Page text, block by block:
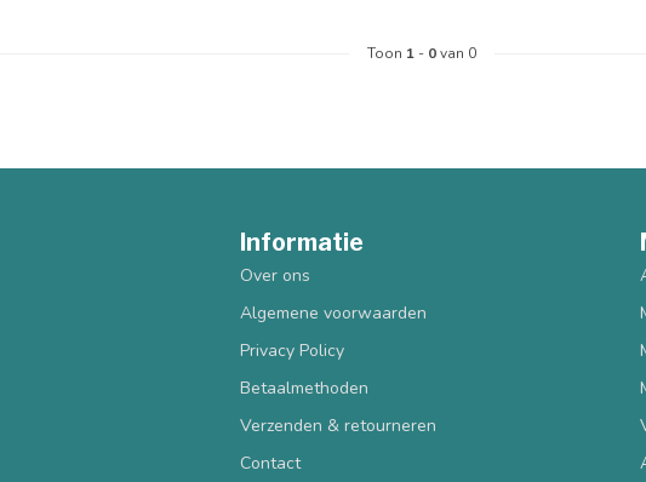
Toon 1 - 0van 0
Informatie
Over ons
Algemene voorwaarden
Privacy Policy
Betaalmethoden
Verzenden & retourneren
Contact